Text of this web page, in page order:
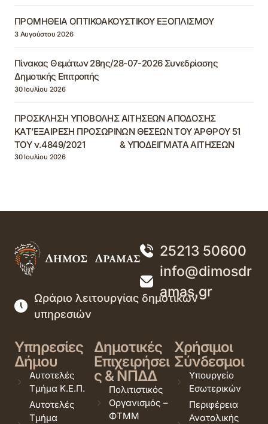
ΠΡΟΜΗΘΕΙΑ ΟΠΤΙΚΟΑΚΟΥΣΤΙΚΟΥ ΕΞΟΠΛΙΣΜΟΥ
3 Αυγούστου 2026
Πίνακας Θεμάτων 28ης/28-07-2026 Συνεδρίασης
Δημοτικής Επιτροπής
30 Ιουλίου 2026
ΠΡΟΣΚΛΗΣΗ ΥΠΟΒΟΛΗΣ ΑΙΤΗΣΕΩΝ ΑΠΟΔΟΣΗΣ
ΚΑΤ’ΕΞΑΙΡΕΣΗ ΠΡΟΣΩΡΙΝΩΝ ΘΕΣΕΩΝ ΤΟΥ ΆΡΘΡΟΥ 51
ΤΟΥ ν.4849/2021 & ΥΠΟΔΕΙΓΜΑΤΑ ΑΙΤΗΣΕΩΝ
30 Ιουλίου 2026
25213 50600
info@dimosdr
amas.gr
Ωράριο λειτουργίας δημοτικών
υπηρεσιών
Υπηρεσίες
Δήμου
Αυτοτελές
Τμήμα Κ.Ε.Π.
Αυτοτελές
Τμήμα
Δημοτικές
Επιχειρήσει
ς & ΝΠΔΔ
Πολιτιστικός
Οργανισμός –
ΦΤΜΜ
Χρήσιμοι
Σύνδεσμοι
Υπουργείο
Εσωτερικών
Περιφέρεια
Ανατολικής